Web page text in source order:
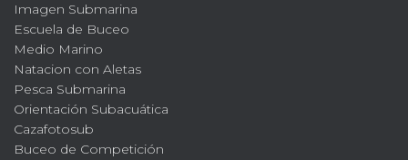
Imagen Submarina
Escuela de Buceo
Medio Marino
Natacion con Aletas
Pesca Submarina
Orientación Subacuática
Cazafotosub
Buceo de Competición